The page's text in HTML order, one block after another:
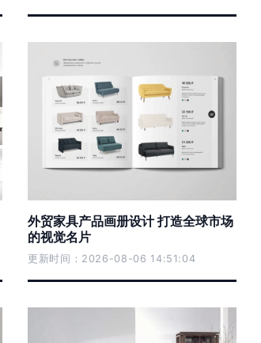
外贸家具产品画册设计 打造全球市场
的视觉名片
更新时间：2026-08-06 14:51:04